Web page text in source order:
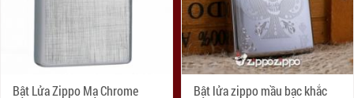
Bật Lửa Zippo Mạ Chrome
Bật lửa zippo mầu bạc khắc